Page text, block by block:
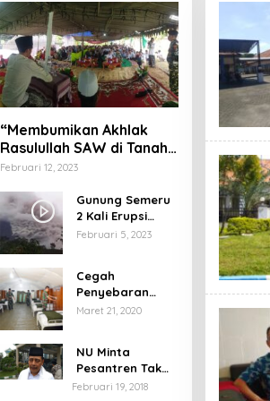
“Membumikan Akhlak
Rasulullah SAW di Tanah
Nusantara”
Februari 12, 2023
Gunung Semeru
2 Kali Erupsi
dengan Tinggi
Februari 5, 2023
Cegah
Penyebaran
Virus Corona,
Pelayanan
Maret 21, 2020
NU Minta
Pesantren Tak
Terprovokasi
Februari 19, 2018